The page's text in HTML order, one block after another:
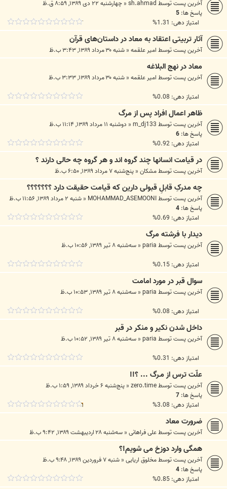
آخرین پست توسطsh.ahmad
« چهارشنبه ۲۲ دی ۱۳۸۹, ۸:۵۹ ق.ظ
پاسخ ها: 5
امتیاز دهی: 1.31%
آثار تربیتی اعتقاد به معاد در داستان‌های قرآن
آخرین پست توسطامیر علقمه« شنبه ۳۰ مرداد ۱۳۸۹, ۳:۴۳ ب.ظ
معاد در نهج البلاغه
آخرین پست توسطامیر علقمه« شنبه ۳۰ مرداد ۱۳۸۹, ۳:۳۳ ب.ظ
امتیاز دهی: 0.08%
ظاهر اعمال افراد پس از مرگ
آخرین پست توسطm_dj133
« دوشنبه ۱۱ مرداد ۱۳۸۹, ۱۱:۱۴ ب.ظ
پاسخ ها: 6
امتیاز دهی: 0.92%
در قیامت انسانها چند گروه اند و هر گروه چه حالی دارند ؟
آخرین پست توسطمشکان« پنج‌شنبه ۷ مرداد ۱۳۸۹, ۶:۵۰ ب.ظ
چه مدرکِ قابلِ قبولی دارین که قیامت حقیقت دارد ؟؟؟؟؟؟؟
آخرین پست توسطMOHAMMAD_ASEMOONI
« شنبه ۲ مرداد ۱۳۸۹, ۱۱:۵۶ ب.ظ
پاسخ ها: 4
امتیاز دهی: 0.69%
دیدار با فرشته مرگ
آخرین پست توسطparia
« سه‌شنبه ۸ تیر ۱۳۸۹, ۱۰:۵۶ ب.ظ
امتیاز دهی: 0.15%
سوال قبر در مورد امامت
آخرین پست توسطparia
« سه‌شنبه ۸ تیر ۱۳۸۹, ۱۰:۵۳ ب.ظ
امتیاز دهی: 0.08%
داخل شدن نكير و منكر در قبر
آخرین پست توسطparia
« سه‌شنبه ۸ تیر ۱۳۸۹, ۱۰:۵۲ ب.ظ
امتیاز دهی: 0.31%
علّت ترس از مـرگ ... ؟!!
آخرین پست توسطzero.time
« پنج‌شنبه ۶ خرداد ۱۳۸۹, ۱:۵۹ ب.ظ
پاسخ ها: 7
امتیاز دهی: 3.08%
ضرورت معاد
آخرین پست توسطعلی فراهانی« سه‌شنبه ۲۸ اردیبهشت ۱۳۸۹, ۹:۴۲ ب.ظ
همگی وارد دوزخ می شویم!؟
آخرین پست توسطمخلوق اریایی« شنبه ۷ فروردین ۱۳۸۹, ۹:۴۸ ب.ظ
پاسخ ها: 4
امتیاز دهی: 0.85%